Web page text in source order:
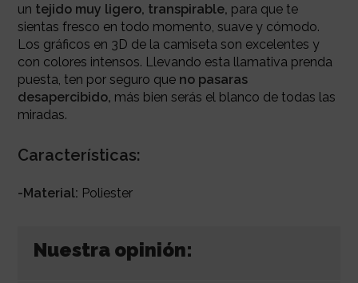
un tejido muy ligero, transpirable, para que te
sientas fresco en todo momento, suave y cómodo.
Los gráficos en 3D de la camiseta son excelentes y
con colores intensos. Llevando esta llamativa prenda
puesta, ten por seguro queno pasaras
desapercibido, más bien serás el blanco de todas las
miradas.
Características:
-Material: Poliester
Nuestra opinión: